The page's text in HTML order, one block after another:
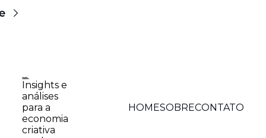
Insights e
análises
para a
economia
criativa
HOMESOBRECONTATO